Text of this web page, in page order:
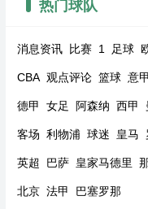
热门球队
消息资讯 比赛 1 足球
CBA 观点评论 篮球 意甲
德甲 女足 阿森纳 西甲
客场 利物浦 球迷 皇马
英超 巴萨 皇家马德里
北京 法甲 巴塞罗那